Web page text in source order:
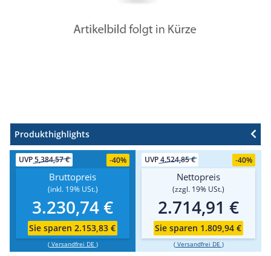
Produkthighlights
UVP5,384,57 € -40%
Bruttopreis
(inkl. 19% USt.)
3.230,74 €
Sie sparen 2.153,83 €
(Versandfrei DE )
UVP4.524,85 € -40%
Nettopreis
(zzgl. 19% USt.)
2.714,91 €
Sie sparen 1.809,94 €
(Versandfrei DE )